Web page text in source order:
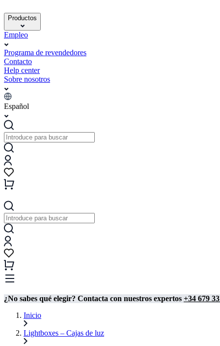
Productos
Empleo
Programa de revendedores
Contacto
Help center
Sobre nosotros
Español
¿No sabes qué elegir? Contacta con nuestros expertos +34 679
Inicio
Lightboxes – Cajas de luz